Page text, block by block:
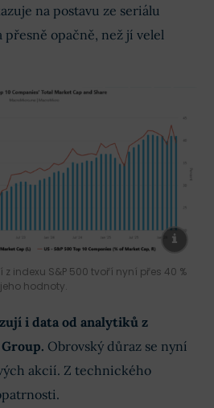
na postavu ze seriálu
přesně opačně, než jí velel
indexu S&P 500 tvoří nyní přes 40 %
jeho hodnoty.
i data od analytiků z
Obrovský důraz se nyní
akcií. Z technického